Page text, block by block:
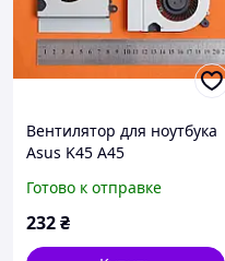
Вентилятор для ноутбука
Asus K45 A45
Готово к отправке
232₴